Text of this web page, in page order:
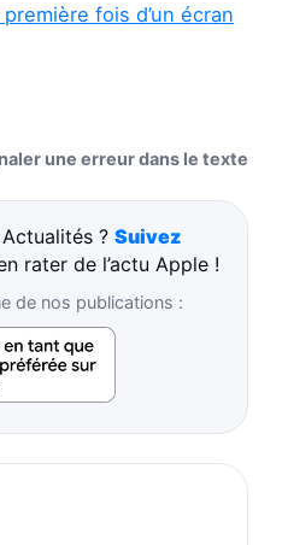
fois d’un écran
une erreur dans le texte
? Suivez
rater de l’actu Apple !
de nos publications :